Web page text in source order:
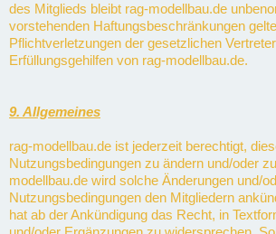
des Mitglieds bleibt rag-modellbau.de
vorstehenden Haftungsbeschränkungen
Pflichtverletzungen der gesetzlichen
Erfüllungsgehilfen von rag-modellbau.de.
9. Allgemeines
rag-modellbau.de ist jederzeit berechtigt,
Nutzungsbedingungen zu ändern und/oder
modellbau.de wird solche Änderungen und/
Nutzungsbedingungen den Mitgliedern
hat ab der Ankündigung das Recht, in